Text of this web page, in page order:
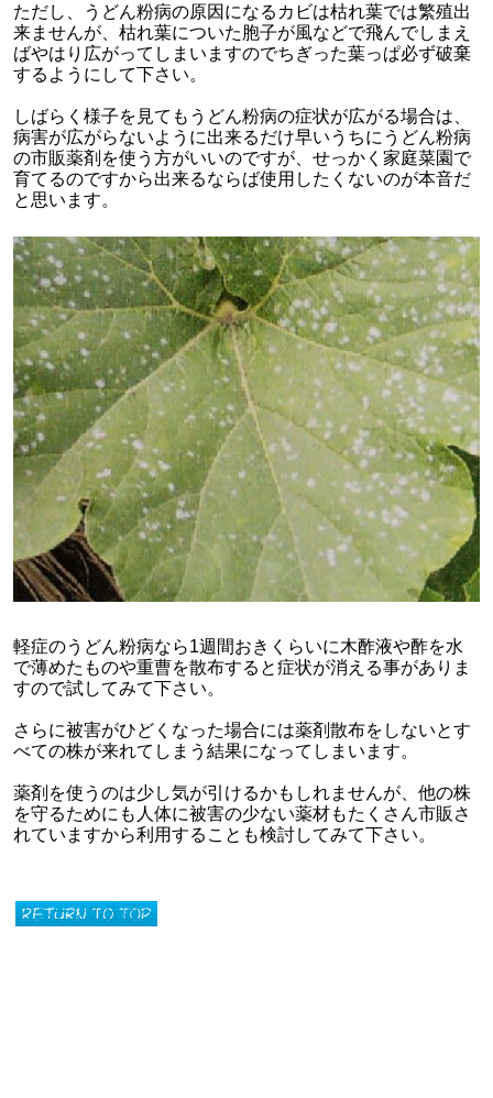
ただし、うどん粉病の原因になるカビは枯れ葉では繁殖出
来ませんが、枯れ葉についた胞子が風などで飛んでしまえ
ばやはり広がってしまいますのでちぎった葉っぱ必ず破棄
するようにして下さい。
しばらく様子を見てもうどん粉病の症状が広がる場合は、
病害が広がらないように出来るだけ早いうちにうどん粉病
の市販薬剤を使う方がいいのですが、せっかく家庭菜園で
育てるのですから出来るならば使用したくないのが本音だ
と思います。
軽症のうどん粉病なら1週間おきくらいに木酢液や酢を水
で薄めたものや重曹を散布すると症状が消える事がありま
すので試してみて下さい。
さらに被害がひどくなった場合には薬剤散布をしないとす
べての株が来れてしまう結果になってしまいます。
薬剤を使うのは少し気が引けるかもしれませんが、他の株
を守るためにも人体に被害の少ない薬材もたくさん市販さ
れていますから利用することも検討してみて下さい。
のページの先頭へ